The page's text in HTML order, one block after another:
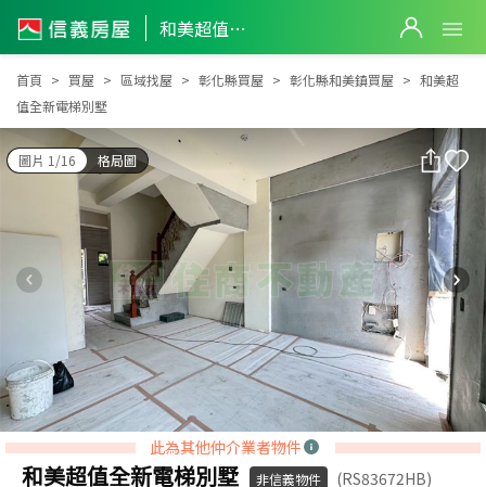
和美超值全新電梯別墅
和美超值全新電梯別墅
首頁 買屋 區域找屋 彰化縣買屋 彰化縣和美鎮買屋
和美超
值全新電梯別墅
圖片 1/16 格局圖
此為其他仲介業者物件
和美超值全新電梯別墅 非信義物件
(RS83672HB)